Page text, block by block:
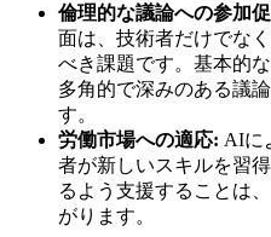
倫理的な議論への参加
面は、技術者だけでな
べき課題です。基本的
多角的で深みのある議
す。
労働市場への適応: AIに
者が新しいスキルを習
るよう支援することは
がります。